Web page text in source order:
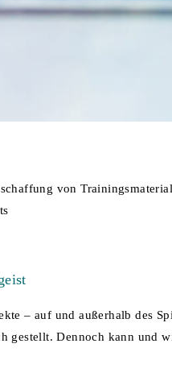
von
– auf und außerhalb des
gestellt. Dennoch kann und